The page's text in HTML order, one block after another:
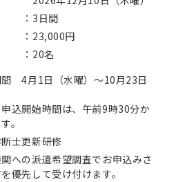
3日間
23,000円
20名
間 4月1日（水曜）～10月23日
込開始時間は、午前9時30分か
。
士更新研修
への派遣希望調査でお申込みさ
優先して受け付けます。